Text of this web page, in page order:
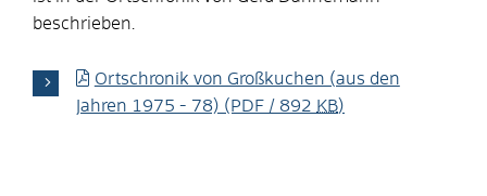
beschrieben.
Ortschronik von Großkuchen (aus den
Jahren 1975 - 78) (PDF / 892 KB)